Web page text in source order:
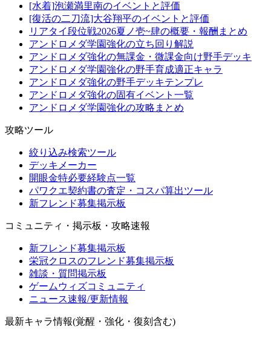
[水着]泡瀬満里南のイベントと評価
[復活の二刀流]大谷翔平のイベントと評価
リアタイ段位戦2026夏ノ壱~肆の概要・報酬まとめ
アンドロメダ学園強化の立ち回り解説
アンドロメダ強化の無課金・微課金向け野手デッキ
アンドロメダ学園強化の野手育成適正キャラ
アンドロメダ強化の野手デッキテンプレ
アンドロメダ強化の固有イベント一覧
アンドロメダ学園強化の攻略まとめ
攻略ツール
絞り込み検索ツール
デッキメーカー
開眼金特必要経験点一覧
パワクエ契約書の査定・コスパ算出ツール
新フレンド募集掲示板
コミュニティ・掲示板・攻略速報
新フレンド募集掲示板
栄冠クロスのフレンド募集掲示板
雑談・質問掲示板
ゲームウィズコミュニティ
ニュース速報/更新情報
最新キャラ情報(覚醒・強化・復刻含む)